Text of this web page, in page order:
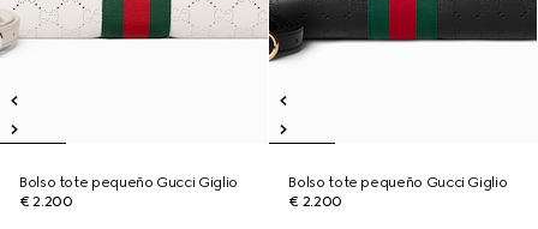
Bolso tote pequeño Gucci Giglio
€ 2.200
Bolso tote pequeño Gucci Giglio
€ 2.200